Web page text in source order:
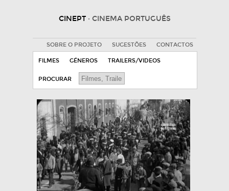
CINEPT · CINEMA PORTUGUÊS
SOBRE O PROJETO SUGESTÕES CONTACTOS
FILMES GÉNEROS TRAILERS/VIDEOS
PROCURAR